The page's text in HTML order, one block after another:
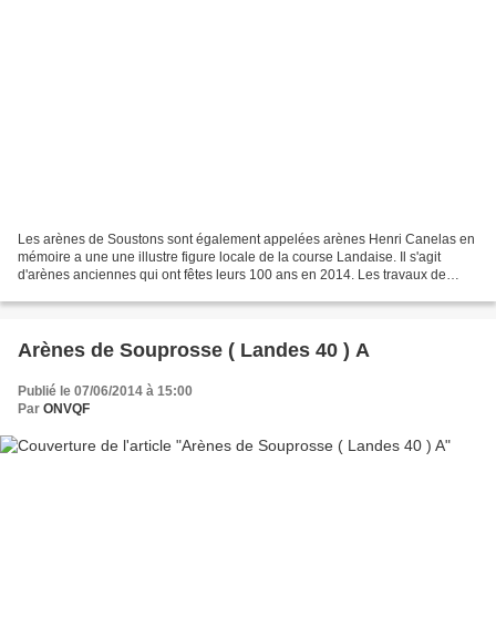
Les arènes de Soustons sont également appelées arènes Henri Canelas en
mémoire a une une illustre figure locale de la course Landaise. Il s'agit
d'arènes anciennes qui ont fêtes leurs 100 ans en 2014. Les travaux de
Arènes de Souprosse ( Landes 40 ) A
Publié le 07/06/2014 à 15:00
Par ONVQF